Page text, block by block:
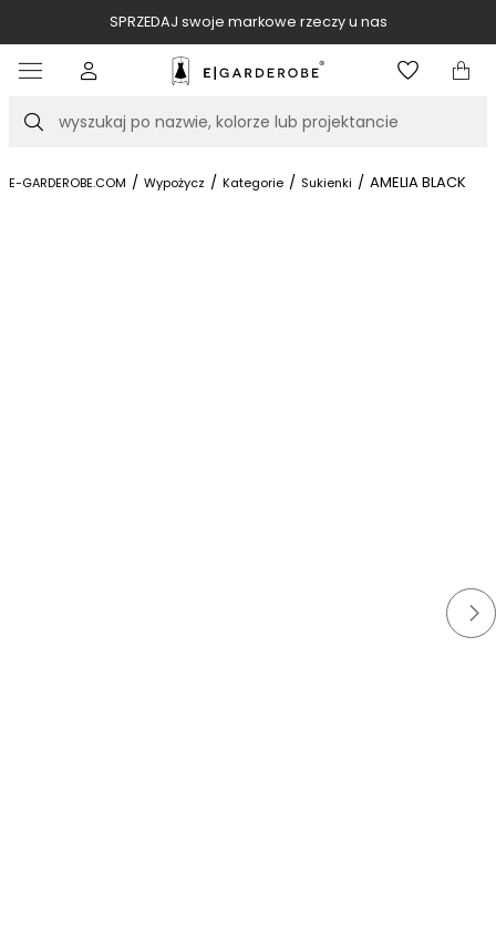
SPRZEDAJ swoje markowe rzeczy u nas
Szukaj
E-GARDEROBE.COM / Wypożycz / Kategorie / Sukienki / AMELIA BLACK